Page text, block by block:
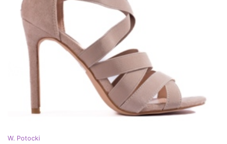
W. Potocki